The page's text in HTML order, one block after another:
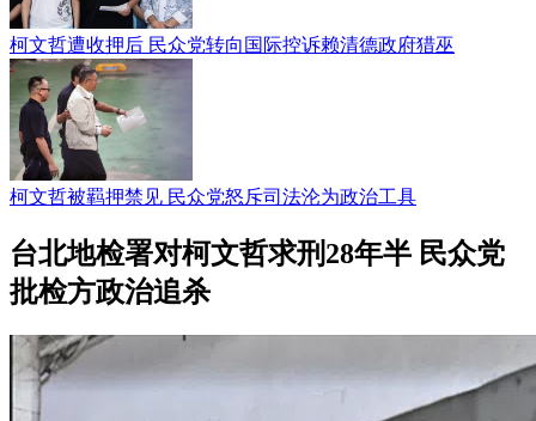
柯文哲遭收押后 民众党转向国际控诉赖清德政府猎巫
柯文哲被羁押禁见 民众党怒斥司法沦为政治工具
台北地检署对柯文哲求刑28年半 民众党
批检方政治追杀